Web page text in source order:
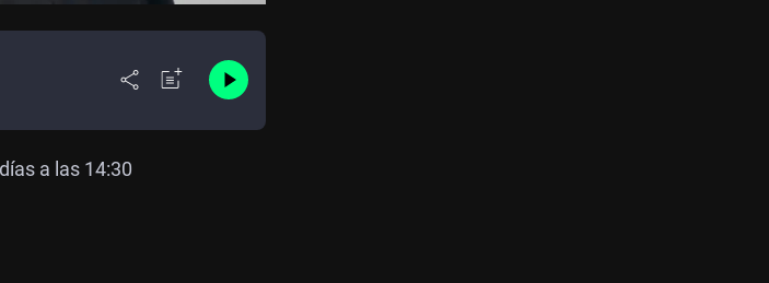
a las 14:30